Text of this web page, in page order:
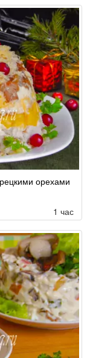
орехами
1 час